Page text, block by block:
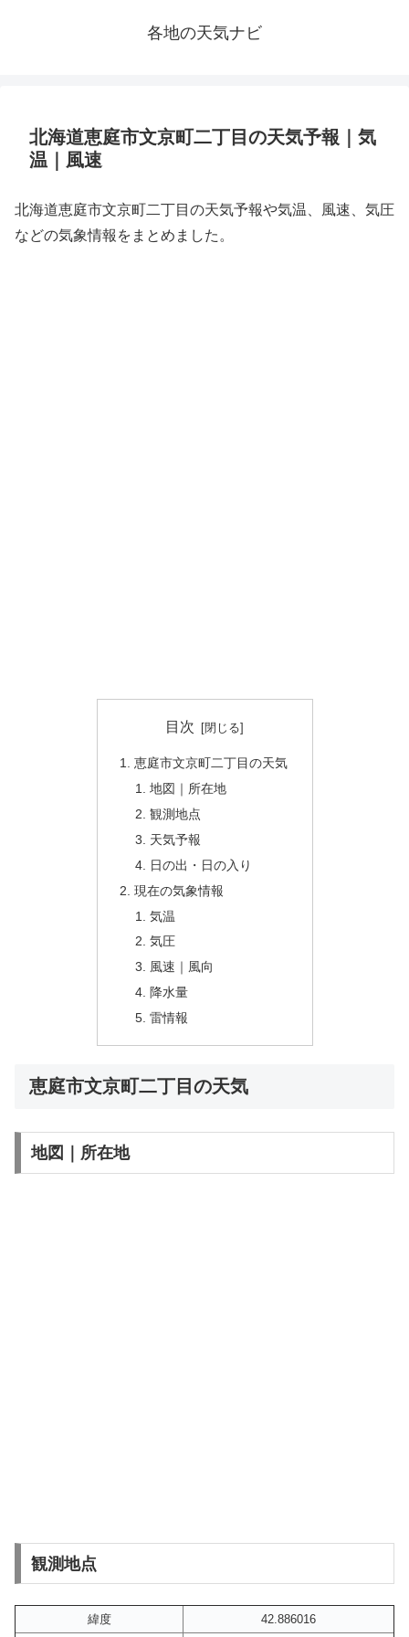
各地の天気ナビ
北海道恵庭市文京町二丁目の天気予報｜気
温｜風速
北海道恵庭市文京町二丁目の天気予報や気温、風速、気圧
などの気象情報をまとめました。
目次
恵庭市文京町二丁目の天気
地図｜所在地
観測地点
天気予報
日の出・日の入り
現在の気象情報
気温
気圧
風速｜風向
降水量
雷情報
恵庭市文京町二丁目の天気
地図｜所在地
観測地点
緯度 42.886016